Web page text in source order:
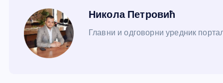
Никола Петровић
Главни и одговорни уредник